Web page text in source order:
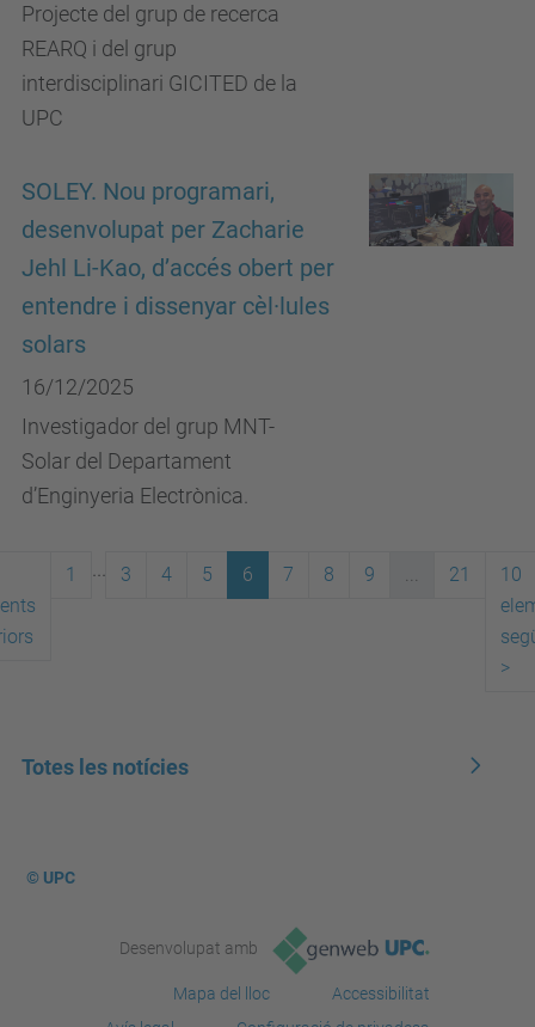
Projecte del grup de recerca
REARQ i del grup
interdisciplinari GICITED de la
UPC
SOLEY. Nou programari,
desenvolupat per Zacharie
Jehl Li-Kao, d’accés obert per
entendre i dissenyar cèl·lules
solars
16/12/2025
Investigador del grup MNT-
Solar del Departament
d’Enginyeria Electrònica.
1 3 4 5 6 7 8 9 ... 21
10
>
Totes les notícies
© UPC
Desenvolupat amb
Mapa del lloc
Accessibilitat